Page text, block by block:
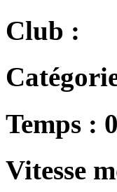
Club :
Temps :
Vitesse